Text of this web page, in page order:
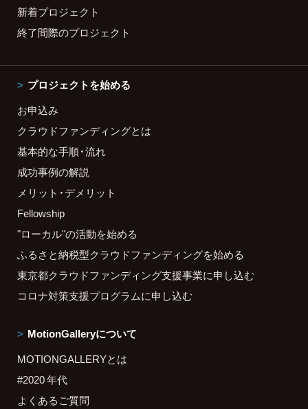
新着プロジェクト
終了間際のプロジェクト
プロジェクトを始める
お申込み
クラウドファンディングとは
基本的な手順・流れ
成功事例の解説
メリット・デメリット
Fellowship
"ローカル"の活動を始める
ふるさと納税型クラウドファンディングを始める
東京都クラウドファンディング支援事業に申し込む
コロナ対策支援プログラムに申し込む
MotionGalleryについて
MOTIONGALLERYとは
#2020 年代
よくあるご質問